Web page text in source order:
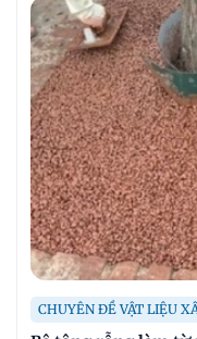
CHUYÊN ĐỀ VẬT LIỆU